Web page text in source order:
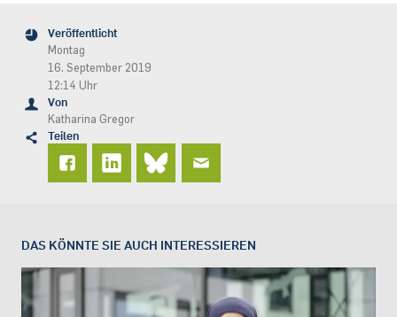
Veröffentlicht
Montag
16. September 2019
12:14 Uhr
Von
Katharina Gregor
Teilen
DAS KÖNNTE SIE AUCH INTERESSIEREN